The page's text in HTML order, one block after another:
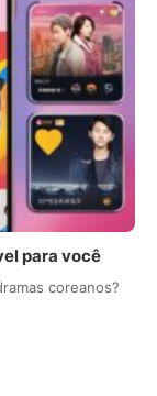
para você
coreanos?